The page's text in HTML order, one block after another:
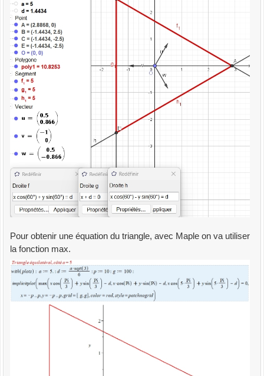
Pour obtenir une équation du triangle, avec Maple on va utiliser
la fonction max.